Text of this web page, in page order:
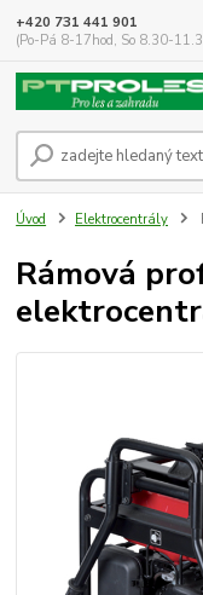
+420 731 441 901
(Po-Pá 8-17hod, So 8.30-
Úvod Elektrocentrály
Rámová